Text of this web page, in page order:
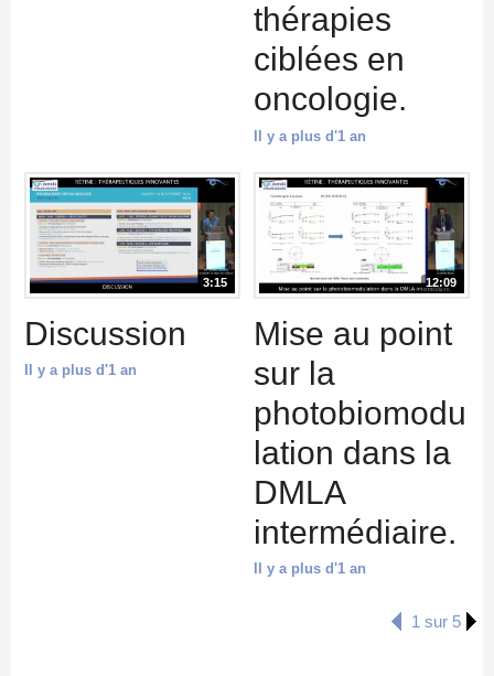
thérapies
ciblées en
oncologie.
Il y a plus d'1 an
3:15
Discussion
Il y a plus d'1 an
12:09
Mise au point
sur la
photobiomodu
lation dans la
DMLA
intermédiaire.
Il y a plus d'1 an
1 sur 5